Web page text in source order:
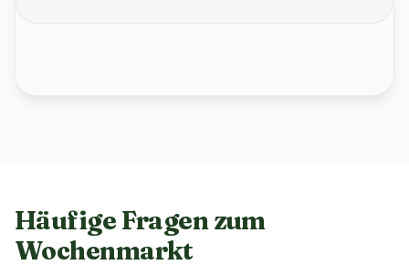
Häufige Fragen zum
Wochenmarkt